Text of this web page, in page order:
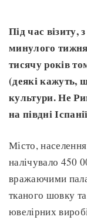
Під час візиту,
минулого
тисячу років
(деякі кажуть,
культури. Не
на півдні
Місто,
налічувало 450
вражаючими
тканого шовку
ювелірних